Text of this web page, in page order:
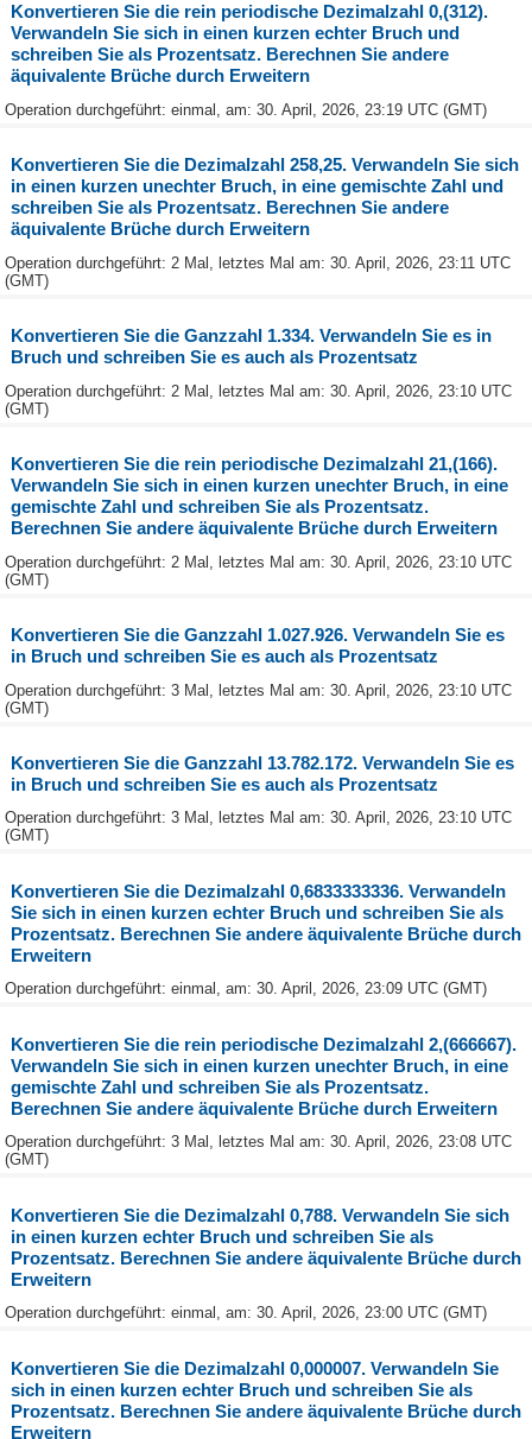
Konvertieren Sie die rein periodische Dezimalzahl 0,(312).
Verwandeln Sie sich in einen kurzen echter Bruch und
schreiben Sie als Prozentsatz. Berechnen Sie andere
äquivalente Brüche durch Erweitern
Operation durchgeführt: einmal, am: 30. April, 2026, 23:19 UTC (GMT)
Konvertieren Sie die Dezimalzahl 258,25. Verwandeln Sie sich
in einen kurzen unechter Bruch, in eine gemischte Zahl und
schreiben Sie als Prozentsatz. Berechnen Sie andere
äquivalente Brüche durch Erweitern
Operation durchgeführt: 2 Mal, letztes Mal am: 30. April, 2026, 23:11 UTC
(GMT)
Konvertieren Sie die Ganzzahl 1.334. Verwandeln Sie es in
Bruch und schreiben Sie es auch als Prozentsatz
Operation durchgeführt: 2 Mal, letztes Mal am: 30. April, 2026, 23:10 UTC
(GMT)
Konvertieren Sie die rein periodische Dezimalzahl 21,(166).
Verwandeln Sie sich in einen kurzen unechter Bruch, in eine
gemischte Zahl und schreiben Sie als Prozentsatz.
Berechnen Sie andere äquivalente Brüche durch Erweitern
Operation durchgeführt: 2 Mal, letztes Mal am: 30. April, 2026, 23:10 UTC
(GMT)
Konvertieren Sie die Ganzzahl 1.027.926. Verwandeln Sie es
in Bruch und schreiben Sie es auch als Prozentsatz
Operation durchgeführt: 3 Mal, letztes Mal am: 30. April, 2026, 23:10 UTC
(GMT)
Konvertieren Sie die Ganzzahl 13.782.172. Verwandeln Sie es
in Bruch und schreiben Sie es auch als Prozentsatz
Operation durchgeführt: 3 Mal, letztes Mal am: 30. April, 2026, 23:10 UTC
(GMT)
Konvertieren Sie die Dezimalzahl 0,6833333336. Verwandeln
Sie sich in einen kurzen echter Bruch und schreiben Sie als
Prozentsatz. Berechnen Sie andere äquivalente Brüche durch
Erweitern
Operation durchgeführt: einmal, am: 30. April, 2026, 23:09 UTC (GMT)
Konvertieren Sie die rein periodische Dezimalzahl 2,(666667).
Verwandeln Sie sich in einen kurzen unechter Bruch, in eine
gemischte Zahl und schreiben Sie als Prozentsatz.
Berechnen Sie andere äquivalente Brüche durch Erweitern
Operation durchgeführt: 3 Mal, letztes Mal am: 30. April, 2026, 23:08 UTC
(GMT)
Konvertieren Sie die Dezimalzahl 0,788. Verwandeln Sie sich
in einen kurzen echter Bruch und schreiben Sie als
Prozentsatz. Berechnen Sie andere äquivalente Brüche durch
Erweitern
Operation durchgeführt: einmal, am: 30. April, 2026, 23:00 UTC (GMT)
Konvertieren Sie die Dezimalzahl 0,000007. Verwandeln Sie
sich in einen kurzen echter Bruch und schreiben Sie als
Prozentsatz. Berechnen Sie andere äquivalente Brüche durch
Erweitern